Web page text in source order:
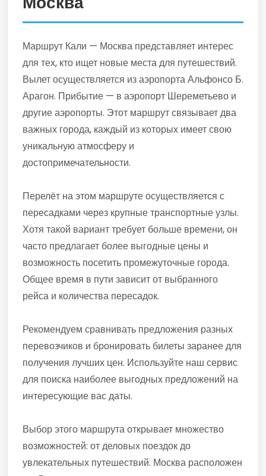
Маршрут Кали — Москва представляет интерес
для тех, кто ищет новые места для путешествий.
Вылет осуществляется из аэропорта Альфонсо Б.
Арагон. Прибытие — в аэропорт Шереметьево и
другие аэропорты. Этот маршрут связывает два
важных города, каждый из которых имеет свою
уникальную атмосферу и
достопримечательности.
Перелёт на этом маршруте осуществляется с
пересадками через крупные транспортные узлы.
Хотя такой вариант требует больше времени, он
часто предлагает более выгодные цены и
возможность посетить промежуточные города.
Общее время в пути зависит от выбранного
рейса и количества пересадок.
Рекомендуем сравнивать предложения разных
перевозчиков и бронировать билеты заранее для
получения лучших цен. Используйте наш сервис
для поиска наиболее выгодных предложений на
интересующие вас даты.
Выбор этого маршрута открывает множество
возможностей: от деловых поездок до
увлекательных путешествий. Москва расположен